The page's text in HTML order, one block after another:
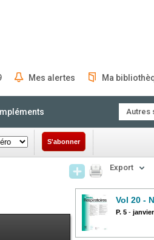
Mes alertes Ma
Autres
S'abonner
Export
Vol 20 -
P. 5 -